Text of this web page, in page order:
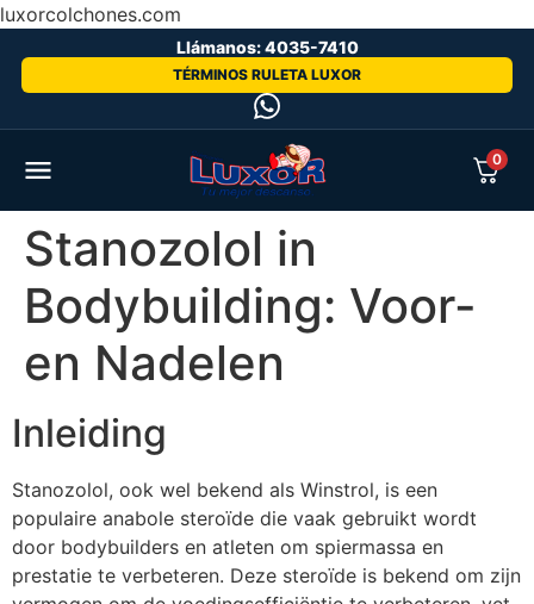
luxorcolchones.com
Llámanos: 4035-7410
TÉRMINOS RULETA LUXOR
0
Stanozolol in
Bodybuilding: Voor-
en Nadelen
Inleiding
Stanozolol, ook wel bekend als Winstrol, is een
populaire anabole steroïde die vaak gebruikt wordt
door bodybuilders en atleten om spiermassa en
prestatie te verbeteren. Deze steroïde is bekend om zijn